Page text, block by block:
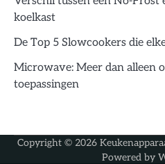
koelkast
De Top 5 Slowcookers die
Microwave: Meer dan alleen
toepassingen
Copyright © 2026
Powered by